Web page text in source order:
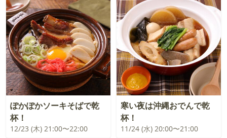
ぽかぽかソーキそばで乾
杯！
12/23 (木) 21:00〜22:00
寒い夜は沖縄おでんで乾
杯！
11/24 (水) 20:00〜21:00